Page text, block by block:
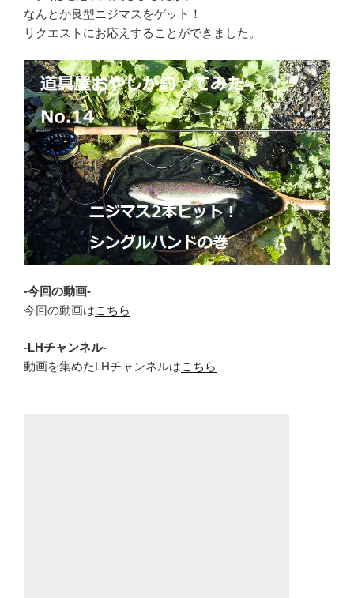
なんとか良型ニジマスをゲット！
リクエストにお応えすることができました。
-今回の動画-
今回の動画はこちら
-LHチャンネル-
動画を集めたLHチャンネルはこちら